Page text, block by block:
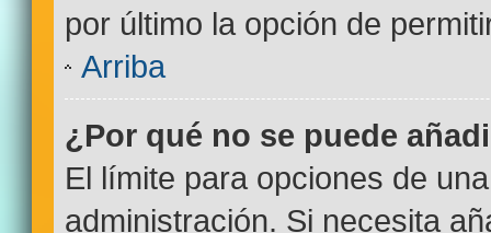
por último la opción de
Arriba
¿Por qué no se puede
El límite para opciones de
administración. Si necesita